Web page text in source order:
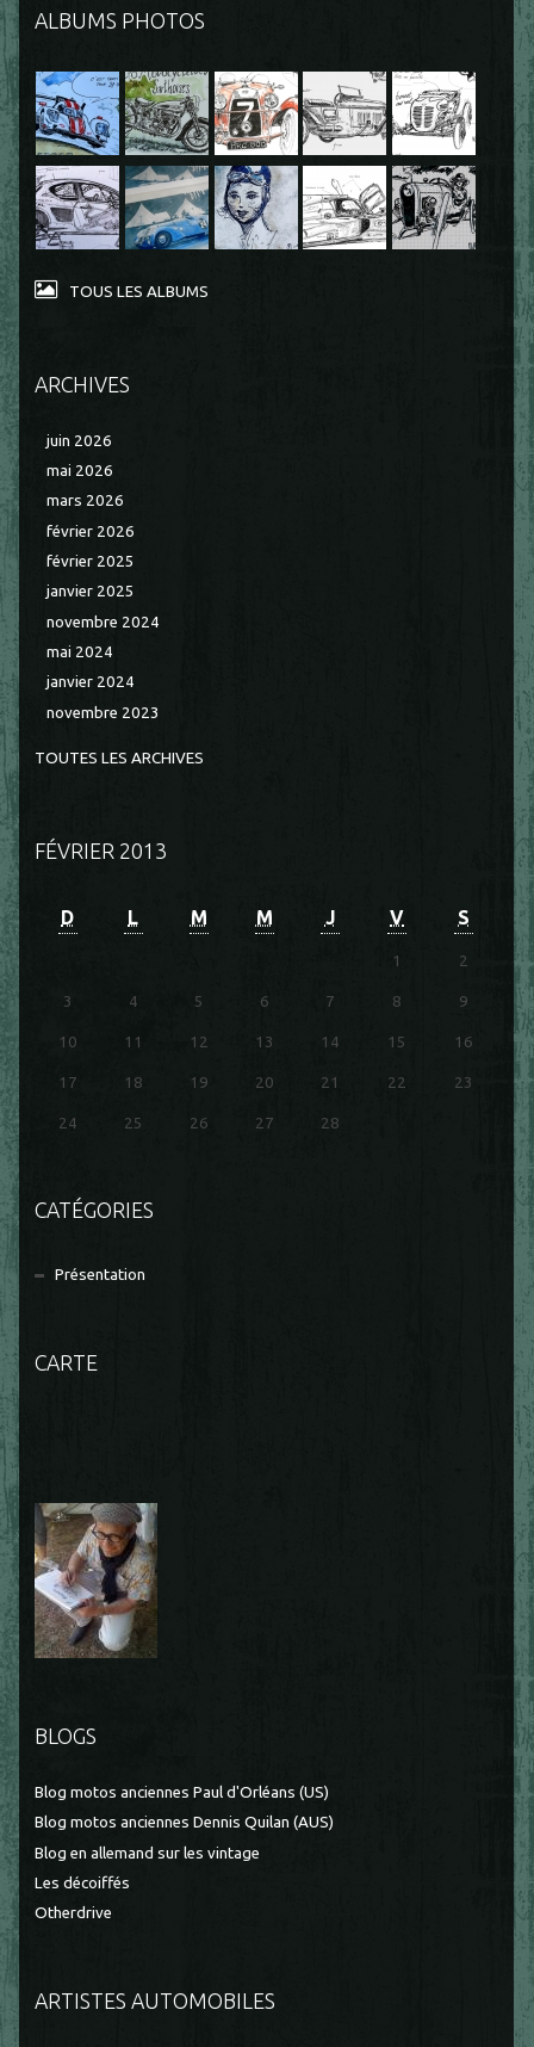
ALBUMS PHOTOS
TOUS LES ALBUMS
ARCHIVES
juin 2026
mai 2026
mars 2026
février 2026
février 2025
janvier 2025
novembre 2024
mai 2024
janvier 2024
novembre 2023
TOUTES LES ARCHIVES
FÉVRIER 2013
D L M M J V S
1 2
3 4 5 6 7 8 9
10 11 12 13 14 15 16
17 18 19 20 21 22 23
24 25 26 27 28
CATÉGORIES
Présentation
CARTE
BLOGS
Blog motos anciennes Paul d'Orléans (US)
Blog motos anciennes Dennis Quilan (AUS)
Blog en allemand sur les vintage
Les décoiffés
Otherdrive
ARTISTES AUTOMOBILES